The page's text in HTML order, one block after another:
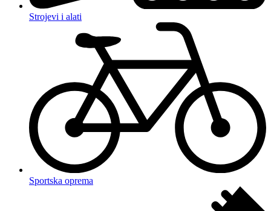
Strojevi i alati
Sportska oprema